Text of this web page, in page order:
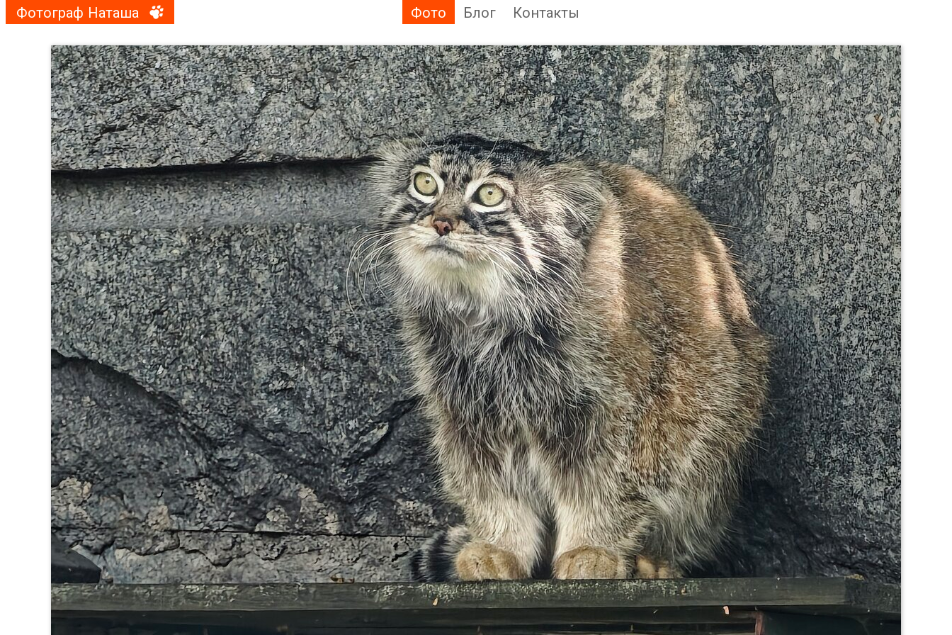
Фотограф Наташа Фото Блог Контакты